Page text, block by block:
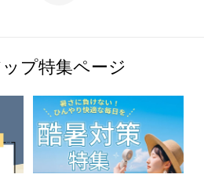
プ特集ページ